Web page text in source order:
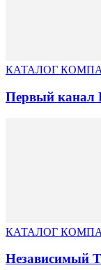
КАТАЛОГ
Первый канал
КАТАЛОГ
Независимый